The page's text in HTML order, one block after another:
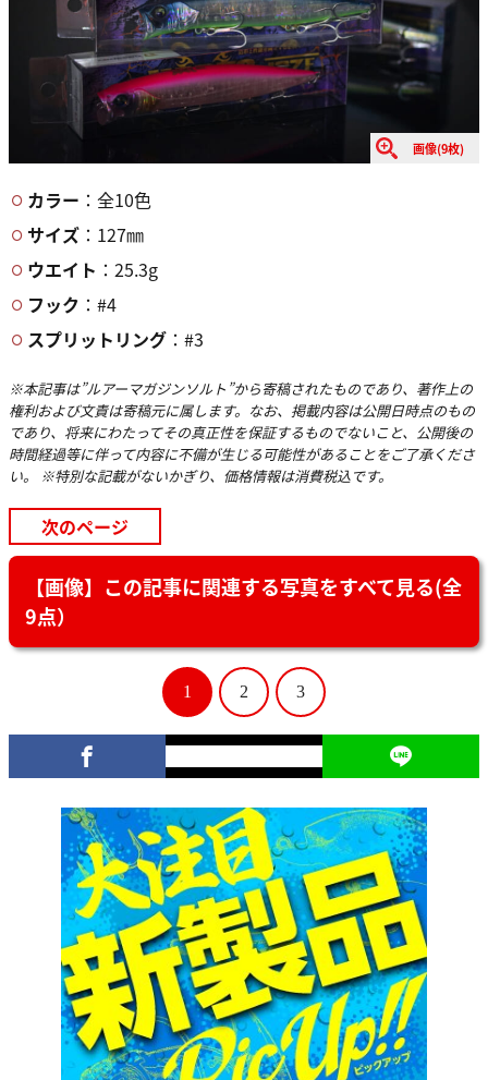
画像(9枚)
カラー ：全10色
サイズ ：127㎜
ウエイト ：25.3g
フック ：#4
スプリットリング ：#3
※本記事は”ルアーマガジンソルト”から寄稿されたものであり、著作上の
権利および文責は寄稿元に属します。なお、掲載内容は公開日時点のもの
であり、将来にわたってその真正性を保証するものでないこと、公開後の
時間経過等に伴って内容に不備が生じる可能性があることをご了承くださ
い。 ※特別な記載がないかぎり、価格情報は消費税込です。
次のページ
【画像】この記事に関連する写真をすべて見る(全
9点）
1 2 3